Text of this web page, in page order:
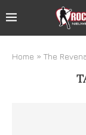
Home » The